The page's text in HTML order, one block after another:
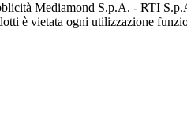
Mediamond S.p.A. - RTI
è vietata ogni utilizzazione